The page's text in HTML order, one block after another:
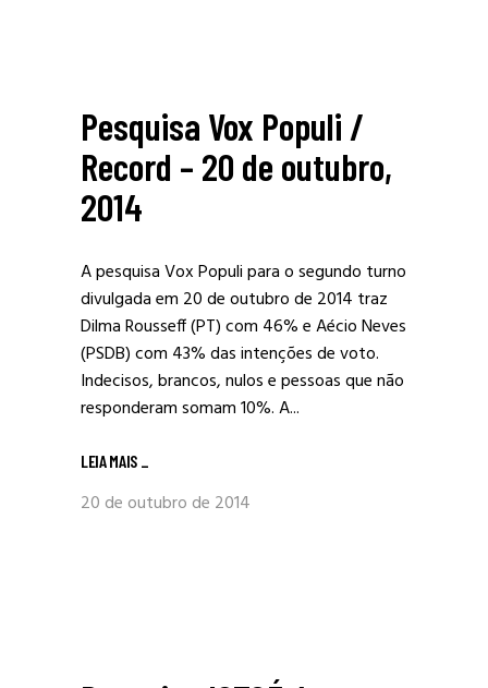
Pesquisa Vox Populi /
Record – 20 de outubro,
2014
A pesquisa Vox Populi para o segundo turno
divulgada em 20 de outubro de 2014 traz
Dilma Rousseff (PT) com 46% e Aécio Neves
(PSDB) com 43% das intenções de voto.
Indecisos, brancos, nulos e pessoas que não
responderam somam 10%. A...
LEIA MAIS _
20 de outubro de 2014